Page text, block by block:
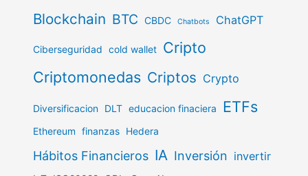
Blockchain BTC CBDC Chatbots ChatGPT
Ciberseguridad cold wallet Cripto
Criptomonedas Criptos Crypto
Diversificacion DLT educacion finaciera ETFs
Ethereum finanzas Hedera
Hábitos Financieros IA Inversión invertir